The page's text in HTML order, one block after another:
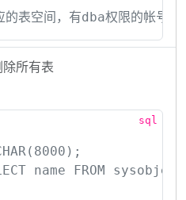
表空间，有dba权限的帐号
所有表
name FROM